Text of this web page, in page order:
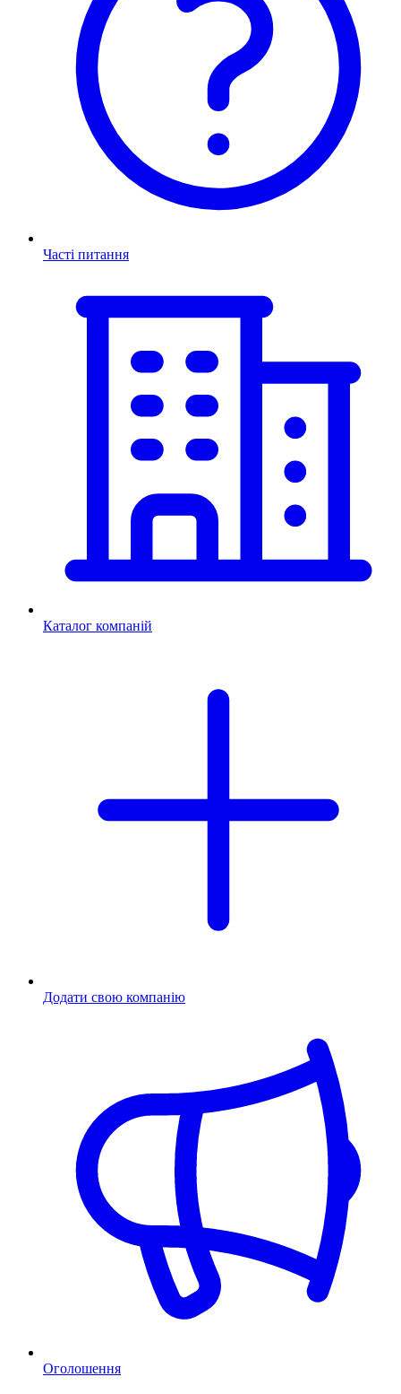
Часті питання
Каталог компаній
Додати свою компанію
Оголошення